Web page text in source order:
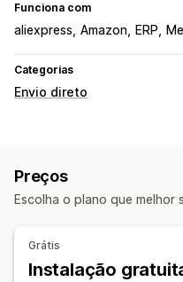
Funciona com
aliexpress Amazon ERP
Categorias
Envio direto
Entretenimento e
Produtos de bebé
Preços
Escolha o plano que melhor
Grátis
Instalação